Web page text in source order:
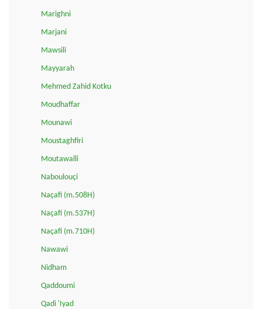
Marighni
Marjani
Mawsili
Mayyarah
Mehmed Zahid Kotku
Moudhaffar
Mounawi
Moustaghfiri
Moutawalli
Naboulouçi
Naçafi (m.508H)
Naçafi (m.537H)
Naçafi (m.710H)
Nawawi
Nidham
Qaddoumi
Qadi 'Iyad